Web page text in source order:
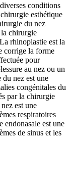
conditions
esthétique
du nez
chirurgie
rhinoplastie est la
corrige la forme
pour
au nez ou un
nez est une
congénitales du
par la chirurgie
est une
respiratoires
endonasale est une
de sinus et les